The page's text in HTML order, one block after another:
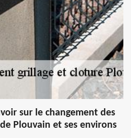
sur le changement des
Plouvain et ses environs